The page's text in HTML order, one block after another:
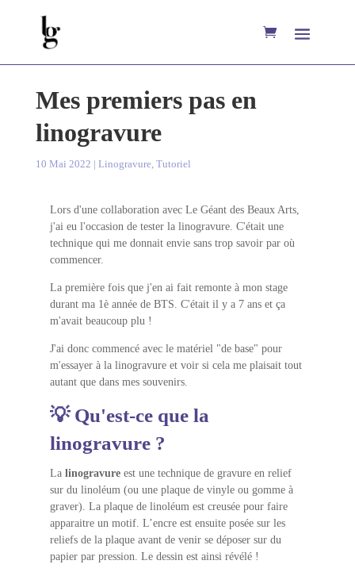
Mes premiers pas en
linogravure
10 Mai 2022 | Linogravure, Tutoriel
Lors d'une collaboration avec Le Géant des Beaux Arts,
j'ai eu l'occasion de tester la linogravure. C'était une
technique qui me donnait envie sans trop savoir par où
commencer.
La première fois que j'en ai fait remonte à mon stage
durant ma 1è année de BTS. C'était il y a 7 ans et ça
m'avait beaucoup plu !
J'ai donc commencé avec le matériel "de base" pour
m'essayer à la linogravure et voir si cela me plaisait tout
autant que dans mes souvenirs.
💡 Qu'est-ce que la
linogravure ?
La linogravureest une technique de gravure en relief
sur du linoléum (ou une plaque de vinyle ou gomme à
graver). La plaque de linoléum est creusée pour faire
apparaitre un motif. L’encre est ensuite posée sur les
reliefs de la plaque avant de venir se déposer sur du
papier par pression. Le dessin est ainsi révélé !